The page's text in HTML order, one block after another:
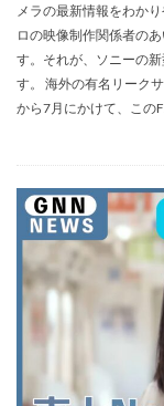
メラの最新情報をわか
ロの映像制作関係者の
す。それが、ソニーの
す。 海外の有名リーク
から7月にかけて、この
Microsoft
NIKKOR 70-200
NIKKOR Z
NIKKOR Z 24
NIKKOR Z 24-
NIKKOR Z 28-
NIKKOR Z 28-
NIKKOR Z
NIKKOR Z 70-
NIKKOR Z 70-